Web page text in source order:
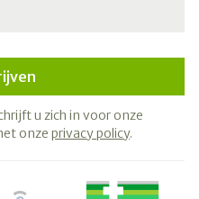
u zich in voor onze
onze privacy policy.